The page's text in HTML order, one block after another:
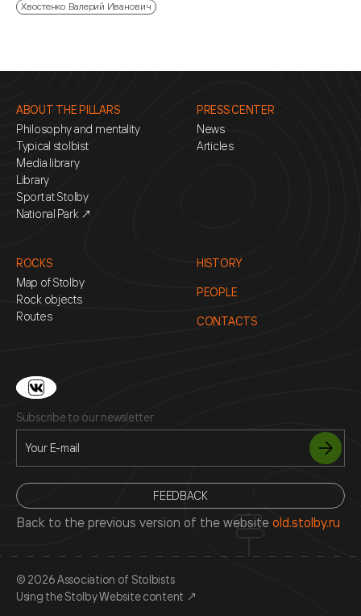
Хвостенко Валерий Иванович
ABOUT THE PILLARS
Philosophy and mentality
Typical stolbist
Media library
Library
Sport at Stolby
National Park ↗
PRESS CENTER
News
Articles
ROCKS
Map of Stolby
Rock objects
Routes
HISTORY
PEOPLE
CONTACTS
Subscribe to our newsletter
FEEDBACK
Back to the previous version of the website old.stolby.ru
© 2026 Association of Stolbists
Using the Stolby Website content ↗